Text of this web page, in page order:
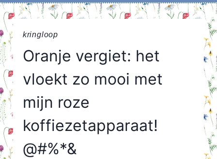
kringloop
Oranje vergiet: het
vloekt zo mooi met
mijn roze
koffiezetapparaat!
@#%*&